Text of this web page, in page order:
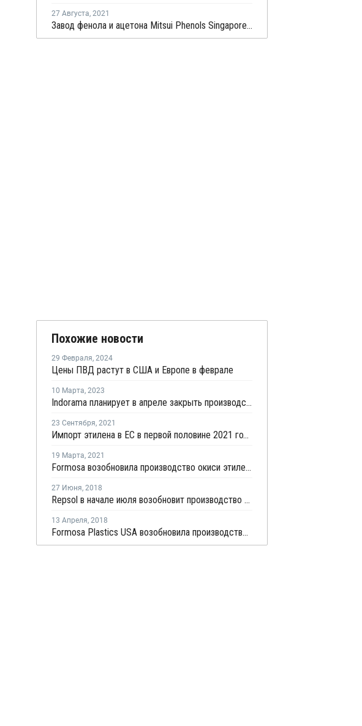
27 Августа, 2021
Завод фенола и ацетона Mitsui Phenols Singapore в августе остается загруженным на полную мощность
Похожие новости
29 Февраля, 2024
Цены ПВД растут в США и Европе в феврале
10 Марта, 2023
Indorama планирует в апреле закрыть производство этилена в Порт Нечесе на ремонт
23 Сентября, 2021
Импорт этилена в ЕС в первой половине 2021 года резко вырос
19 Марта, 2021
Formosa возобновила производство окиси этилена и этиленгликоля в Пойнт-Комфорт
27 Июня, 2018
Repsol в начале июля возобновит производство на крекинг-установке в Португалии
13 Апреля, 2018
Formosa Plastics USA возобновила производство этиленгликоля в Пойнт Комфорте